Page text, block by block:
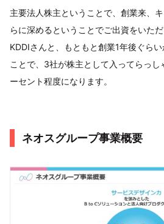
主要法人株主ということで、創業来、
らに深めるということでご出資をいた
KDDIさんと、もともと創業1年後ぐら
ことで、3社が株主として入ってらっ
ーセント程度になります。
ネオスグループ事業概要